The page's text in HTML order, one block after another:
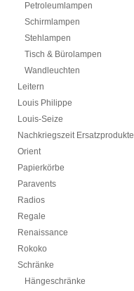
Petroleumlampen
Schirmlampen
Stehlampen
Tisch & Bürolampen
Wandleuchten
Leitern
Louis Philippe
Louis-Seize
Nachkriegszeit Ersatzprodukte
Orient
Papierkörbe
Paravents
Radios
Regale
Renaissance
Rokoko
Schränke
Hängeschränke